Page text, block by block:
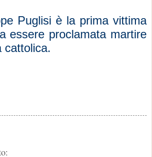
Puglisi è la prima vittima
essere proclamata martire
cattolica.